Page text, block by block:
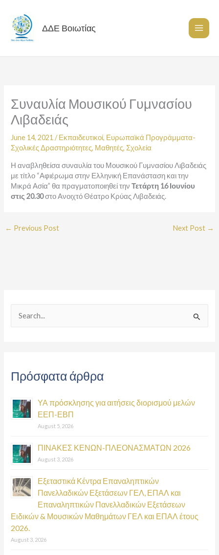
content
ΔΔΕ Βοιωτίας
Συναυλία Μουσικού Γυμνασίου
Λιβαδειάς
June 14, 2021/Εκπαιδευτικοί, Ευρωπαϊκά Προγράμματα-
Σχολικές Δραστηριότητες, Μαθητές, Σχολεία
Η αναβληθείσα συναυλία του Μουσικού Γυμνασίου Λιβαδειάς
με τίτλο “Αφιέρωμα στην Ελληνική Επανάσταση και την
Μικρά Ασία” θα πραγματοποιηθεί τηνΤετάρτη 16 Ιουνίου
στις 20.30στο Ανοιχτό Θέατρο Κρύας Λιβαδειάς.
← Previous Post Next Post →
c
f
o
Πρόσφατα άρθρα
ΥΑ πρόσκλησης για αιτήσεις διορισμού μελών
ΕΕΠ-ΕΒΠ
August 5, 2026
ΠΙΝΑΚΕΣ ΚΕΝΩΝ-ΠΛΕΟΝΑΣΜΑΤΩΝ 2026
August 3, 2026
Εξεταστικά Κέντρα Επαναληπτικών
Πανελλαδικών Εξετάσεων ΓΕΛ, ΕΠΑΛ και
Επαναληπτικών Πανελλαδικών Εξετάσεων
Ειδικών & Μουσικών Μαθημάτων ΓΕΛ και ΕΠΑΛ έτους
2026.
August 3, 2026